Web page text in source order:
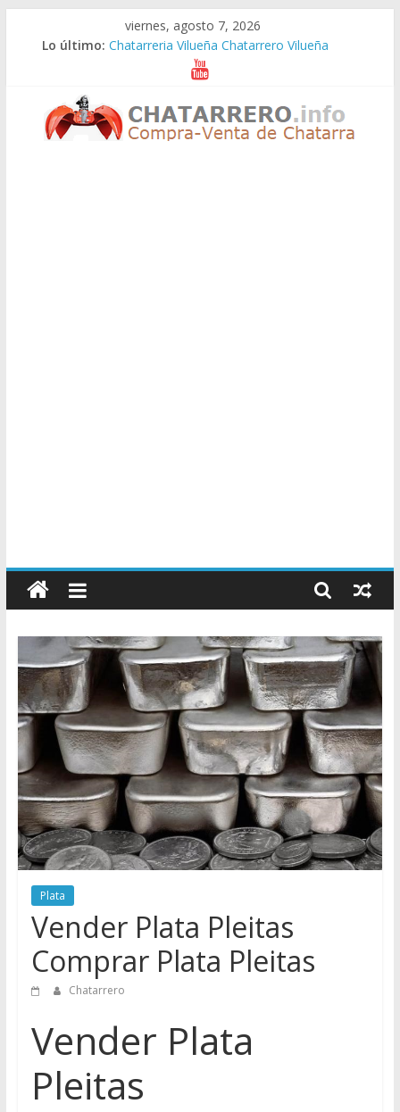
viernes, agosto 7, 2026
Lo último: Chatarreria Vilueña Chatarrero Vilueña
Chatarreria Zuera Chatarrero Zuera
Chatarreria Zaragoza Chatarrero Zaragoza
Chatarreria Zaida Chatarrero Zaida
Chatarreria Vistabella Chatarrero Vistabella
Chatarreros
–
Precio
de
Chatarra
Directorio
de
Chatarreros
vender
Chatarra
Plata
Vender Plata Pleitas
Comprar Plata Pleitas
Chatarrero
Vender Plata
Pleitas